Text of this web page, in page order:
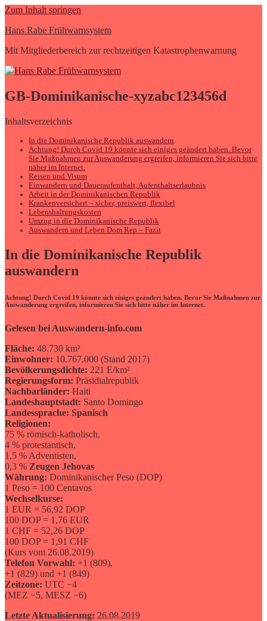
Zum Inhalt springen
Hans Rabe Frühwarnsystem
Mit Mitgliederbereich zur rechtzeitigen Katastrophenwarnung
GB-Dominikanische-xyzabc123456d
Inhaltsverzeichnis
In die Dominikanische Republik auswandern
Achtung! Durch Covid 19 könnte sich einiges geändert haben. Bevor
Sie Maßnahmen zur Auswanderung ergreifen, informieren Sie sich bitte
näher im Internet.
Reisen und Visum
Einwandern und Daueraufenthalt, Aufenthaltserlaubnis
Arbeit in der Dominikanischen Republik
Krankenversichert – sicher, preiswert, flexibel
Lebenshaltungskosten
Umzug in die Dominikanische Republik
Auswandern und Leben Dom Rep – Fazit
In die Dominikanische Republik
auswandern
Achtung! Durch Covid 19 könnte sich einiges geändert haben. Bevor Sie Maßnahmen zur
Auswanderung ergreifen, informieren Sie sich bitte näher im Internet.
Gelesen bei Auswandern-info.com
Fläche: 48.730 km²
Einwohner: 10.767.000 (Stand 2017)
Bevölkerungsdichte: 221 E/km²
Regierungsform: Präsidialrepublik
Nachbarländer: Haiti
Landeshauptstadt: Santo Domingo
Landessprache: Spanisch
Religionen:
75 % römisch-katholisch,
4 % protestantisch,
1,5 % Adventisten,
0,3 % Zeugen Jehovas
Währung: Dominikanischer Peso (DOP)
1 Peso = 100 Centavos
Wechselkurse:
1 EUR = 56,92 DOP
100 DOP = 1,76 EUR
1 CHF = 52,26 DOP
100 DOP = 1,91 CHF
(Kurs vom 26.08.2019)
Telefon Vorwahl: +1 (809),
+1 (829) und +1 (849)
Zeitzone: UTC −4
(MEZ −5, MESZ −6)
Letzte Aktualisierung: 26.08.2019